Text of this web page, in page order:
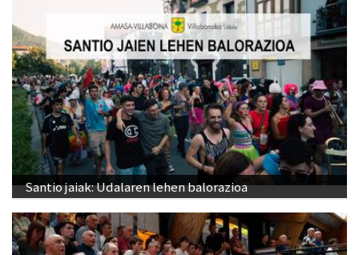
Santio jaiak: Udalaren lehen balorazioa